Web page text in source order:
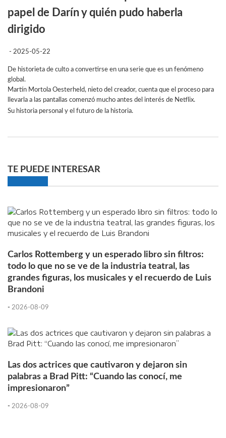
papel de Darín y quién pudo haberla
dirigido
- 2025-05-22
De historieta de culto a convertirse en una serie que es un fenómeno
global.
Martín Mortola Oesterheld, nieto del creador, cuenta que el proceso para
llevarla a las pantallas comenzó mucho antes del interés de Netflix.
Su historia personal y el futuro de la historia.
TE PUEDE INTERESAR
Carlos Rottemberg y un esperado libro sin filtros:
todo lo que no se ve de la industria teatral, las
grandes figuras, los musicales y el recuerdo de Luis
Brandoni
- 2026-08-09
Las dos actrices que cautivaron y dejaron sin
palabras a Brad Pitt: “Cuando las conocí, me
impresionaron”
- 2026-08-09